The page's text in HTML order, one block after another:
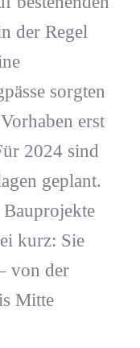
der Regel
sorgten
erst
2024 sind
geplant.
kurz: Sie
von der
Mitte